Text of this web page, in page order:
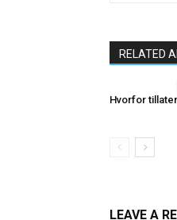
RELATED
Hvorfor
LEAVE A